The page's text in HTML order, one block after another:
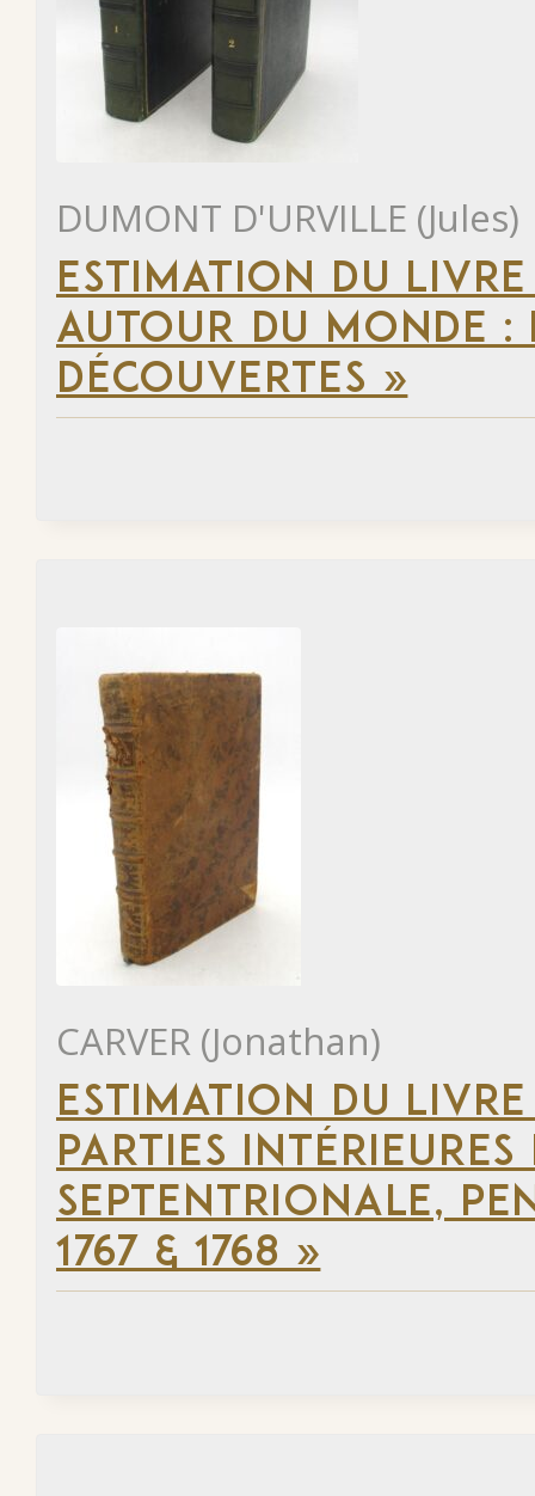
DUMONT D'URVILLE (Jules)
ESTIMATION DU
AUTOUR DU MONDE :
DÉCOUVERTES »
CARVER (Jonathan)
ESTIMATION DU
PARTIES
SEPTENTRIONALE,
1767 & 1768 »